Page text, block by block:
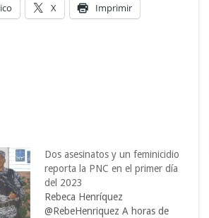
X Imprimir
Dos asesinatos y un feminicidio
reporta la PNC en el primer día
del 2023
Rebeca Henríquez
@RebeHenriquez A horas de